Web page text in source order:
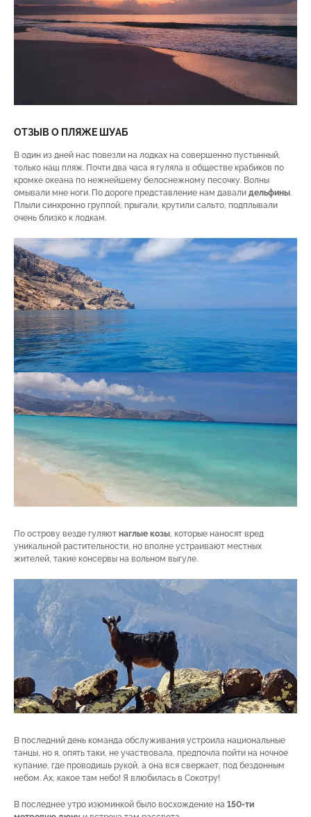
ОТЗЫВ О ПЛЯЖЕ ШУАБ
В один из дней нас повезли на лодках на совершенно пустынный,
только наш пляж. Почти два часа я гуляла в обществе крабиков по
кромке океана по нежнейшему белоснежному песочку. Волны
омывали мне ноги. По дороге представление нам давали дельфины.
Плыли синхронно группой, прыгали, крутили сальто, подплывали
очень близко к лодкам.
По острову везде гуляют наглые козы, которые наносят вред
уникальной растительности, но вполне устраивают местных
жителей, такие консервы на вольном выгуле.
В последний день команда обслуживания устроила национальные
танцы, но я, опять таки, не участвовала, предпочла пойти на ночное
купание, где проводишь рукой, а она вся сверкает, под бездонным
небом. Ах, какое там небо! Я влюбилась в Сокотру!
В последнее утро изюминкой было восхождение на 150-ти